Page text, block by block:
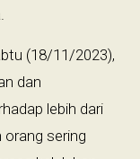
(18/11/2023),
dan
lebih dari
orang sering